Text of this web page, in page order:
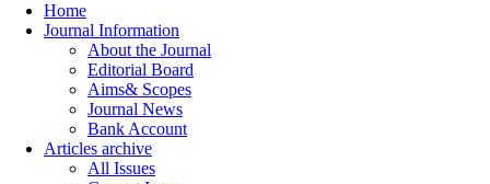
Home
Journal Information
About the Journal
Editorial Board
Aims& Scopes
Journal News
Bank Account
Articles archive
All Issues